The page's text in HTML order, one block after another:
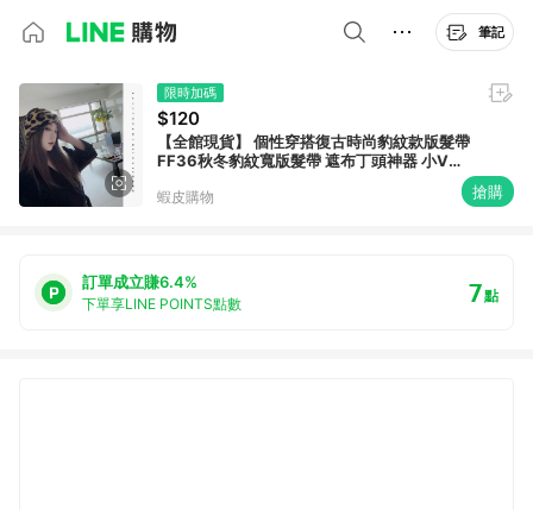
筆記
限時加碼
$120
【全館現貨】 個性穿搭復古時尚豹紋款版髮帶
FF36秋冬豹紋寬版髮帶 遮布丁頭神器 小V臉
蝦皮購物 搶購
訂單成立賺6.4%
下單享LINE POINTS點數 7點